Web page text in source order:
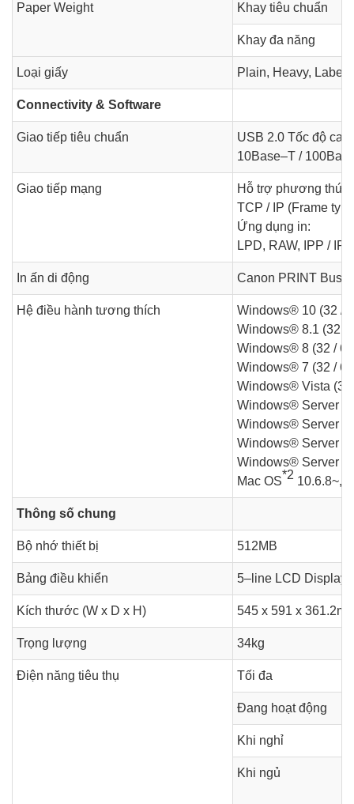
Paper Weight Khay tiêu chuẩn
Khay đa năng
Loại giấy Plain, Heavy, Label,
Connectivity & Software
Giao tiếp tiêu chuẩn
USB 2.0 Tốc độ cao
10Base–T /
Giao tiếp mạng
Hỗ trợ phương thức:
TCP / IP (Frame
Ứng dụng in:
LPD, RAW, IPP /
In ấn di động Canon PRINT
Hệ điều hành tương thích
Windows® 10 (32 /
Windows® 8.1 (32 /
Windows® 8 (32 /
Windows® 7 (32 /
Windows® Vista (32
Windows® Server
Windows® Server
Windows® Server
Windows® Server
Mac OS*2 10.6.8~,
Thông số chung
Bộ nhớ thiết bị 512MB
Bảng điều khiển 5–line LCD Display
Kích thước (W x D x H) 545 x 591 x
Trọng lượng 34kg
Điện năng tiêu thụ Tối đa
Đang hoạt động
Khi nghỉ
Khi ngủ